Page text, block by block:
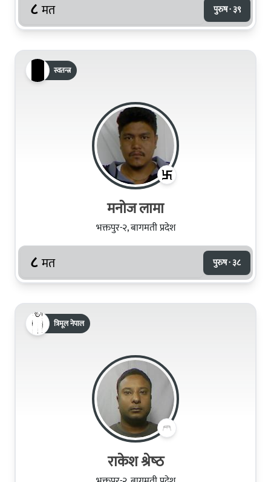
८ मत पुरुष · ३९
स्वतन्त्र
मनोज लामा
भक्तपुर-२, बागमती प्रदेश
८ मत पुरुष · ३८
त्रिमूल नेपाल
राकेश श्रेष्‍ठ